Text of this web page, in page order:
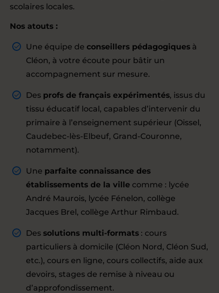
scolaires locales.
Nos atouts :
Une équipe de conseillers pédagogiques à
Cléon, à votre écoute pour bâtir un
accompagnement sur mesure.
Des profs de français expérimentés, issus du
tissu éducatif local, capables d’intervenir du
primaire à l’enseignement supérieur (Oissel,
Caudebec-lès-Elbeuf, Grand-Couronne,
notamment).
Une parfaite connaissance des
établissements de la ville comme : lycée
André Maurois, lycée Fénelon, collège
Jacques Brel, collège Arthur Rimbaud.
Des solutions multi-formats : cours
particuliers à domicile (Cléon Nord, Cléon Sud,
etc.), cours en ligne, cours collectifs, aide aux
devoirs, stages de remise à niveau ou
d’approfondissement.